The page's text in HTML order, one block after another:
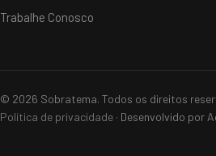
Trabalhe Conosco
© 2026 Sobratema. Todos os direitos
Política de privacidade · Desenvolvido por